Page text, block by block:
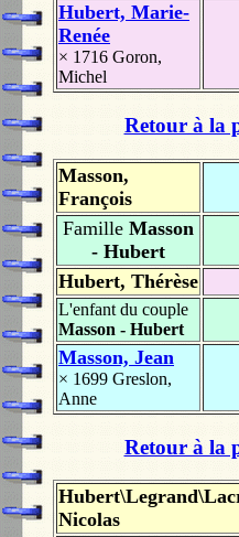
Hubert, Marie-
Renée
× 1716 Goron,
Michel
Retour à la
Masson,
François
Famille Masson
- Hubert
Hubert, Thérèse
L'enfant du couple
Masson - Hubert
Masson, Jean
× 1699 Greslon,
Anne
Retour à la
Nicolas